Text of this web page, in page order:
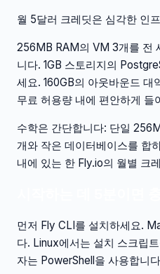
월 5달러 크레딧은 심각한 인
256MB RAM의 VM 3개를 전
니다. 1GB 스토리지의
세요. 160GB의 아웃바운드 대
무료 허용량 내에 편안하게 들
수학은 간단합니다: 단일
개와 작은 데이터베이스를 합
내에 있는 한 Fly.io의 월별 크
먼저 Fly CLI를 설치하세요.
다. Linux에서는 설치 스크립
자는 PowerShell을 사용합니